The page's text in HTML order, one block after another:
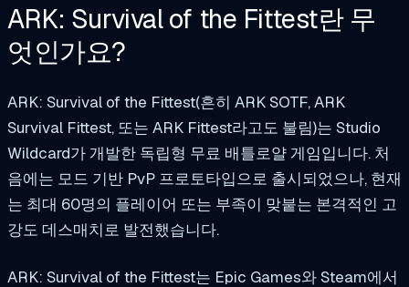
ARK: Survival of the Fittest란 무
엇인가요?
ARK: Survival of the Fittest(흔히 ARK SOTF, ARK
Survival Fittest, 또는 ARK Fittest라고도 불림)는 Studio
Wildcard가 개발한 독립형 무료 배틀로얄 게임입니다. 처
음에는 모드 기반 PvP 프로토타입으로 출시되었으나, 현재
는 최대 60명의 플레이어 또는 부족이 맞붙는 본격적인 고
강도 데스매치로 발전했습니다.
ARK: Survival of the Fittest는 Epic Games와 Steam에서